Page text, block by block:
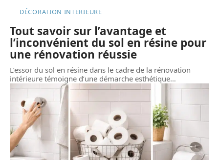
DÉCORATION INTERIEURE
Tout savoir sur l’avantage et
l’inconvénient du sol en résine pour
une rénovation réussie
L’essor du sol en résine dans le cadre de la rénovation
intérieure témoigne d’une démarche esthétique…